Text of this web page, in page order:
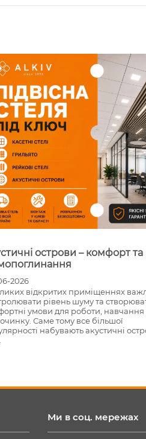
острови – комфорт та
2026
відкритих приміщеннях
рівень шуму та
умови для роботи, навчання
Саме тому все більшої
набувають акустичні
Ми в соц. мережах